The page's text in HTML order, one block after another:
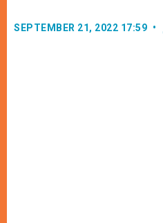
SEPTEMBER 21, 2022 17:59